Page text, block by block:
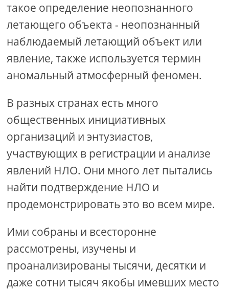
такое определение неопознанного
летающего объекта - неопознанный
наблюдаемый летающий объект или
явление, также используется термин
аномальный атмосферный феномен.
В разных странах есть много
общественных инициативных
организаций и энтузиастов,
участвующих в регистрации и анализе
явлений НЛО. Они много лет пытались
найти подтверждение НЛО и
продемонстрировать это во всем мире.
Ими собраны и всесторонне
рассмотрены, изучены и
проанализированы тысячи, десятки и
даже сотни тысяч якобы имевших место